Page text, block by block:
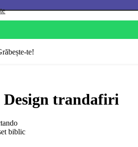
te!
trandafiri
biblic